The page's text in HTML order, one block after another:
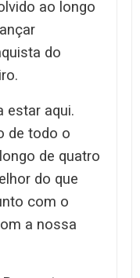
ao longo
do
estar aqui.
de todo o
de quatro
do que
com o
a nossa